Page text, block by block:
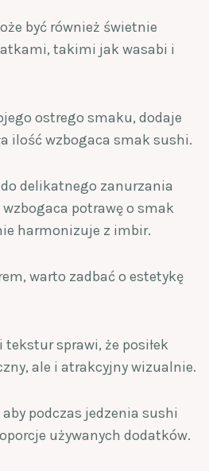
być również świetnie
takimi jak wasabi i
ostrego smaku, dodaje
ilość wzbogaca smak sushi.
delikatnego zanurzania
potrawę o smak
harmonizuje z imbir.
warto zadbać o estetykę
sprawi, że posiłek
ale i atrakcyjny wizualnie.
podczas jedzenia sushi
używanych dodatków.